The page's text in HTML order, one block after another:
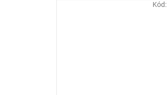
Kód: